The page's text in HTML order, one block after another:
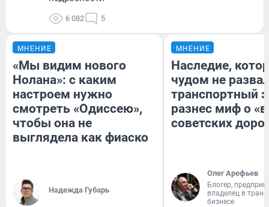
6 082 5
МНЕНИЕ
«Мы видим нового
Нолана»: с каким
настроем нужно
смотреть «Одиссею»,
чтобы она не
выглядела как фиаско
Надежда Губарь
МНЕНИЕ
Наследие,
чудом не
транспортный
разнес миф о
советских
Олег Арефьев
Блогер,
владелец в
бизнесе